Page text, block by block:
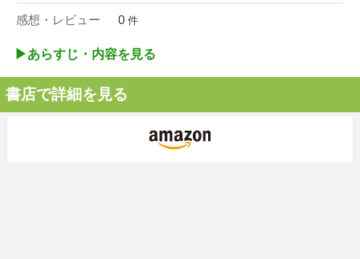
感想・レビュー 0 件
▶︎あらすじ・内容を見る
書店で詳細を見る